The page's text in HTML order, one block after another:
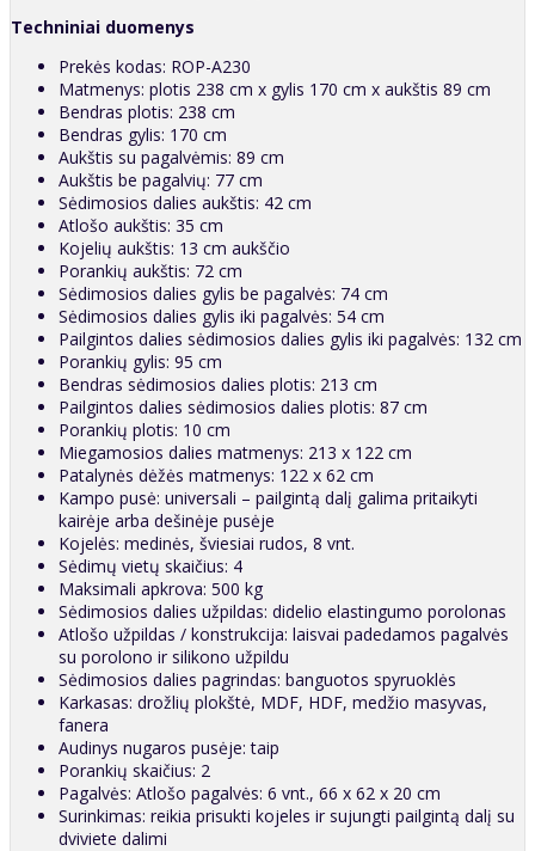
Techniniai duomenys
Prekės kodas: ROP-A230
Matmenys: plotis 238 cm x gylis 170 cm x aukštis 89 cm
Bendras plotis: 238 cm
Bendras gylis: 170 cm
Aukštis su pagalvėmis: 89 cm
Aukštis be pagalvių: 77 cm
Sėdimosios dalies aukštis: 42 cm
Atlošo aukštis: 35 cm
Kojelių aukštis: 13 cm aukščio
Porankių aukštis: 72 cm
Sėdimosios dalies gylis be pagalvės: 74 cm
Sėdimosios dalies gylis iki pagalvės: 54 cm
Pailgintos dalies sėdimosios dalies gylis iki pagalvės: 132 cm
Porankių gylis: 95 cm
Bendras sėdimosios dalies plotis: 213 cm
Pailgintos dalies sėdimosios dalies plotis: 87 cm
Porankių plotis: 10 cm
Miegamosios dalies matmenys: 213 x 122 cm
Patalynės dėžės matmenys: 122 x 62 cm
Kampo pusė: universali – pailgintą dalį galima pritaikyti
kairėje arba dešinėje pusėje
Kojelės: medinės, šviesiai rudos, 8 vnt.
Sėdimų vietų skaičius: 4
Maksimali apkrova: 500 kg
Sėdimosios dalies užpildas: didelio elastingumo porolonas
Atlošo užpildas / konstrukcija: laisvai padedamos pagalvės
su porolono ir silikono užpildu
Sėdimosios dalies pagrindas: banguotos spyruoklės
Karkasas: drožlių plokštė, MDF, HDF, medžio masyvas,
fanera
Audinys nugaros pusėje: taip
Porankių skaičius: 2
Pagalvės: Atlošo pagalvės: 6 vnt., 66 x 62 x 20 cm
Surinkimas: reikia prisukti kojeles ir sujungti pailgintą dalį su
dviviete dalimi